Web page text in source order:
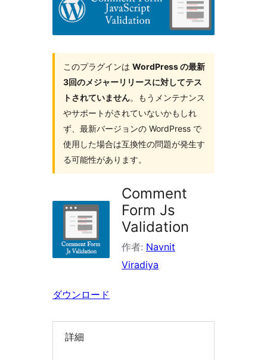
イ
ン
を
このプラグインは WordPress の最新
3回のメジャーリリースに対してテス
トされていません。もうメンテナンス
やサポートがされていないかもしれ
ず、最新バージョンの WordPress で
使用した場合は互換性の問題が発生す
る可能性があります。
Comment
Form Js
Validation
作者: Navnit
Viradiya
ダウンロード
詳細